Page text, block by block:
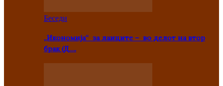
Беседи
„Икономија“ за лаиците – во делот на втор
брак (Д….